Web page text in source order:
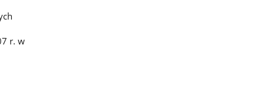
r. w